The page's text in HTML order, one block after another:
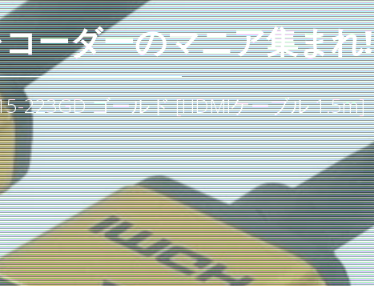
ーダーのマニア集まれ!
223GD ゴールド [HDMIケーブル 1.5m]